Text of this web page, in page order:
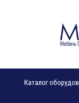
Каталог